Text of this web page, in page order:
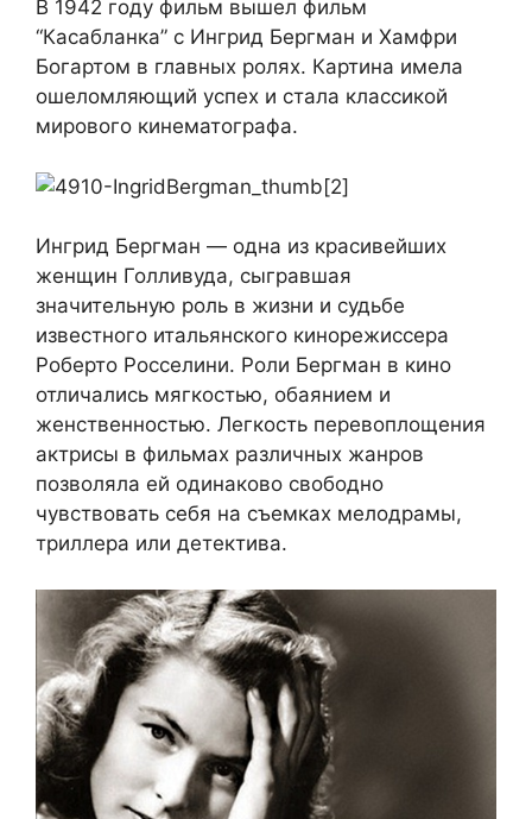
В 1942 году фильм вышел фильм
“Касабланка” с Ингрид Бергман и Хамфри
Богартом в главных ролях. Картина имела
ошеломляющий успех и стала классикой
мирового кинематографа.
Ингрид Бергман — одна из красивейших
женщин Голливуда, сыгравшая
значительную роль в жизни и судьбе
известного итальянского кинорежиссера
Роберто Росселини. Роли Бергман в кино
отличались мягкостью, обаянием и
женственностью. Легкость перевоплощения
актрисы в фильмах различных жанров
позволяла ей одинаково свободно
чувствовать себя на съемках мелодрамы,
триллера или детектива.